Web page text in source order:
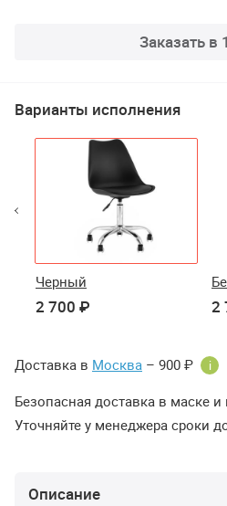
Заказать в
Варианты исполнения
Черный
2 700 ₽ 2
Доставка в Москва – 900 ₽ i
Безопасная доставка в маске и
Уточняйте у менеджера сроки
Описание